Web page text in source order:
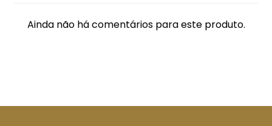
Ainda não há comentários para este produto.